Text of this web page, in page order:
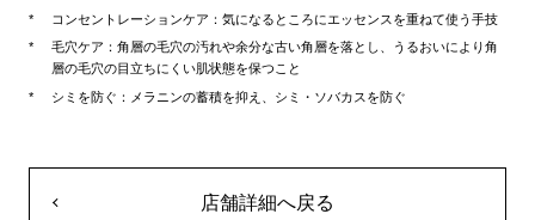
コンセントレーションケア：気になるところにエッセンスを重ねて使う手技
毛穴ケア：角層の毛穴の汚れや余分な古い角層を落とし、うるおいにより角
層の毛穴の目立ちにくい肌状態を保つこと
シミを防ぐ：メラニンの蓄積を抑え、シミ・ソバカスを防ぐ
店舗詳細へ戻る